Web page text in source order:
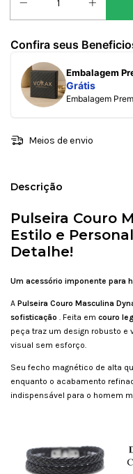
Confira seus
Embalagem
Grátis
Embalagem
Meios de envio
Descrição
Pulseira Couro
Estilo e
Detalhe!
Um acessório imponente para
A Pulseira Couro Masculina
sofisticação . Feita em couro
peça traz um design robusto e
visual sem esforço.
Seu fecho magnético de alta
enquanto o acabamento
indispensável para o homem